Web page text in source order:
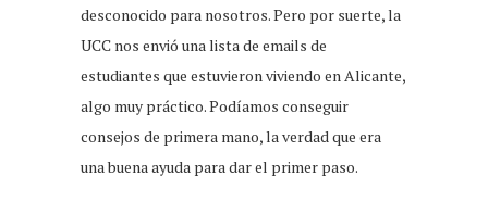
desconocido para nosotros. Pero por suerte, la
UCC nos envió una lista de emails de
estudiantes que estuvieron viviendo en Alicante,
algo muy práctico. Podíamos conseguir
consejos de primera mano, la verdad que era
una buena ayuda para dar el primer paso.